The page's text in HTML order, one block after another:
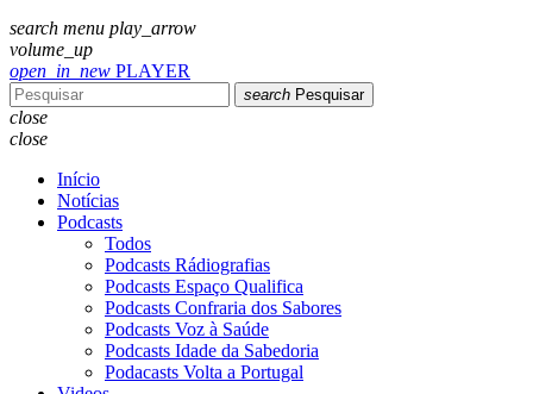
search menu play_arrow
volume_up
open_in_new PLAYER
search Pesquisar
close
close
Início
Notícias
Podcasts
Todos
Podcasts Rádiografias
Podcasts Espaço Qualifica
Podcasts Confraria dos Sabores
Podcasts Voz à Saúde
Podcasts Idade da Sabedoria
Podacasts Volta a Portugal